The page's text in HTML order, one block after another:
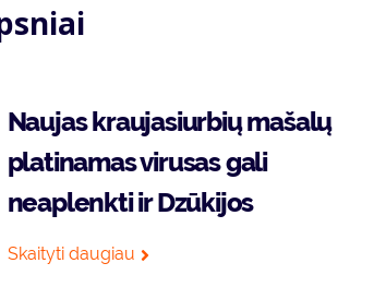
Naujas kraujasiurbių mašalų
platinamas virusas gali
neaplenkti ir Dzūkijos
Skaityti daugiau